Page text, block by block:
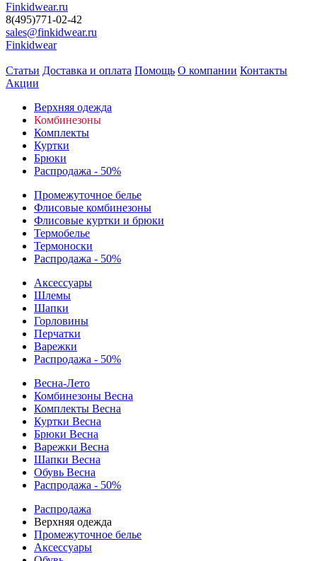
Finkidwear.ru
8(495)771-02-42
sales@finkidwear.ru
Finkidwear
Статьи Доставка и оплата Помощь О компании Контакты
Акции
Верхняя одежда
Комбинезоны
Комплекты
Куртки
Брюки
Распродажа - 50%
Промежуточное белье
Флисовые комбинезоны
Флисовые куртки и брюки
Термобелье
Термоноски
Распродажа - 50%
Аксессуары
Шлемы
Шапки
Горловины
Перчатки
Варежки
Распродажа - 50%
Весна-Лето
Комбинезоны Весна
Комплекты Весна
Куртки Весна
Брюки Весна
Варежки Весна
Шапки Весна
Обувь Весна
Распродажа - 50%
Распродажа
Верхняя одежда
Промежуточное белье
Аксессуары